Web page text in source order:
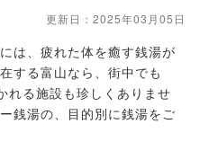
更新日：2025年03月05日
は、疲れた体を癒す銭湯が
する富山なら、街中でも
れる施設も珍しくありませ
銭湯の、目的別に銭湯をご